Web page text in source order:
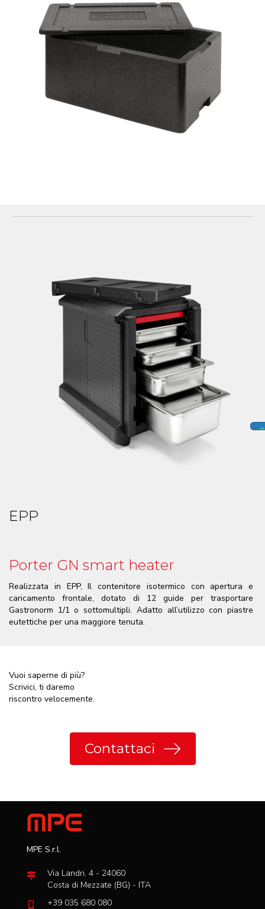
EPP
Porter GN smart heater
Realizzata in EPP, Il contenitore isotermico con apertura e
caricamento frontale, dotato di 12 guide per trasportare
Gastronorm 1/1 o sottomultipli. Adatto all’utilizzo con piastre
eutettiche per una maggiore tenuta.
Vuoi saperne di più?
Scrivici, ti daremo
riscontro velocemente.
Contattaci
MPE S.r.l.
Via Landri, 4 - 24060
Costa di Mezzate (BG) - ITA
+39 035 680 080